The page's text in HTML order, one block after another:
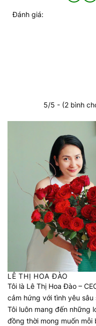
Đánh giá:
5/5 - (2 bình
LÊ THỊ HOA ĐÀO
Tôi là Lê Thị Hoa Đào –
cảm hứng với tình yêu
Tôi luôn mang đến những
đồng thời mong muốn mỗi